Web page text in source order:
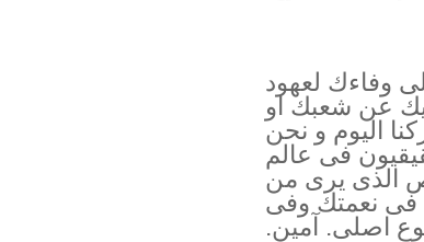
وفاءك لعهود
عن شعبك او
اليوم و نحن
فى عالم
الذى يرى من
فى نعمتك وفى
اصلى. آمين.